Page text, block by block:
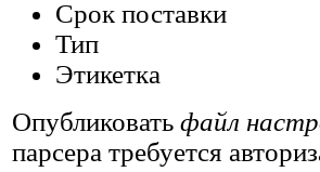
Срок поставки
Тип
Этикетка
Опубликовать файл
парсера требуется